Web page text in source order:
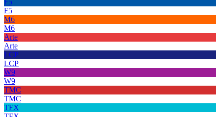
F5
F5
M6
M6
Arte
Arte
LCP
LCP
W9
W9
TMC
TMC
TFX